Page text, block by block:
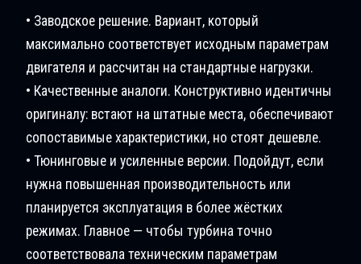
• Заводское решение. Вариант, который
максимально соответствует исходным параметрам
двигателя и рассчитан на стандартные нагрузки.
• Качественные аналоги. Конструктивно идентичны
оригиналу: встают на штатные места, обеспечивают
сопоставимые характеристики, но стоят дешевле.
• Тюнинговые и усиленные версии. Подойдут, если
нужна повышенная производительность или
планируется эксплуатация в более жёстких
режимах. Главное — чтобы турбина точно
соответствовала техническим параметрам